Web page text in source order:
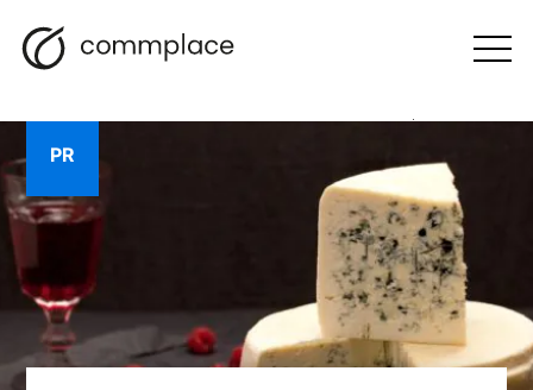
Przejdź
do
Nawigacja
BLOG
PR